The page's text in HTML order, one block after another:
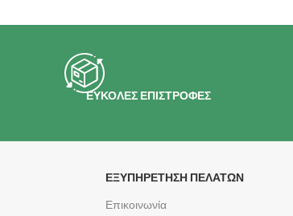
ΕΥΚΟΛΕΣ ΕΠΙΣΤΡΟΦΕΣ
ΕΞΥΠΗΡΕΤΗΣΗ ΠΕΛΑΤΩΝ
Επικοινωνία